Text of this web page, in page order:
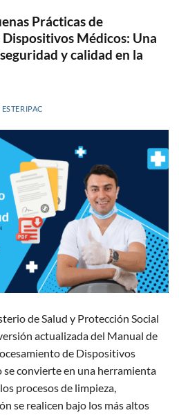
Prácticas de
Médicos: Una
y calidad en la
ESTERIPAC
de Salud y Protección Social
actualizada del Manual de
de Dispositivos
convierte en una herramienta
procesos de limpieza,
se realicen bajo los más altos